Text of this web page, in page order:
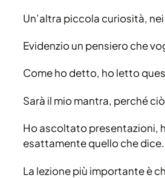
Un’altra piccola curiosità,
Evidenzio un pensiero che
Come ho detto, ho letto
Sarà il mio mantra, perché
Ho ascoltato presentazioni,
esattamente quello che dice.
La lezione più importante è